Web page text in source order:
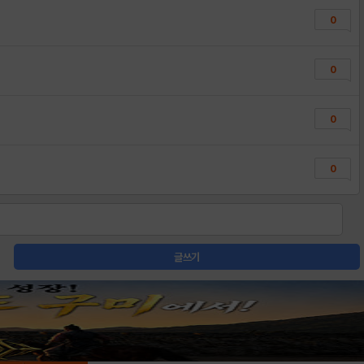
0
0
0
0
글쓰기